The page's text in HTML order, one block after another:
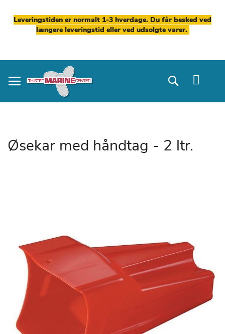
Leveringstiden er normalt 1-3 hverdage. Du får besked ved
længere leveringstid eller ved udsolgte varer.
to
Content
Search
Øsekar med håndtag - 2 ltr.